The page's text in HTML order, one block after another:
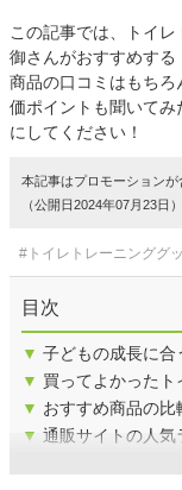
この記事では、トイ
御さんがおすすめする
商品の口コミはもち
価ポイントも聞いて
にしてください！
本記事はプロモーション
（公開日2024年07月23日）
#トイレトレーニンググ
目次
▼ 子どもの成長に合
▼ 買ってよかった
▼ おすすめ商品の比
▼ 通販サイトの人気